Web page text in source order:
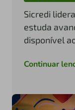
Sicredi
estuda
disponível
Continuar